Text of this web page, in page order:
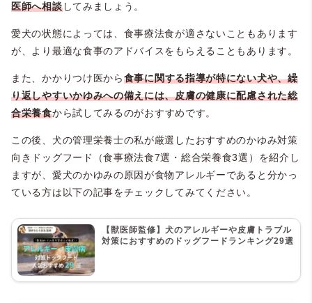
医師へ相談してみましょう。
愛犬の状態によっては、食事療法食が適さないこともあります
が、より最適な食事のアドバイスをもらえることもあります。
また、かかりつけ医から食事に関する指導が特にない犬や、繰
り返しやすいかゆみへの備えには、皮膚の健康に配慮された総
合栄養食から試してみるのがおすすめです。
この後、犬の管理栄養士の私が厳選したおすすめのかゆみ対策
向きドッグフード（食事療法食7選・総合栄養食3選）を紹介し
ますが、愛犬のかゆみの原因が食物アレルギーであると分かっ
ている方は以下の記事をチェックしてみてください。
【獣医師監修】犬のアレルギーや皮膚トラブル
対策におすすめのドッグフードランキング29選